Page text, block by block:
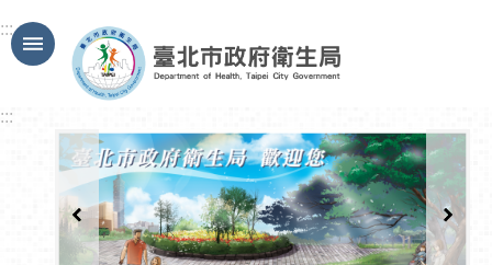
跳到主要內容區塊
:::
:::